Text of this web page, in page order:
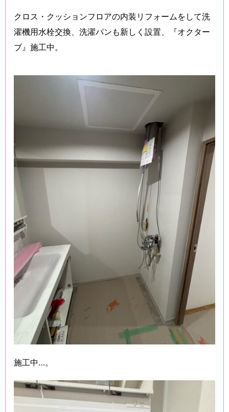
クロス・クッションフロアの内装リフォームをして洗
濯機用水栓交換、洗濯パンも新しく設置、『オクター
ブ』施工中。
施工中…。